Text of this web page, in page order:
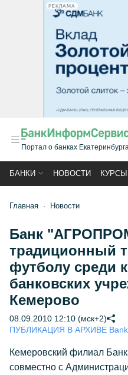
РЕКЛАМА
Портал о банках
БАНКИ НОВОСТИ
Главная Новости
Банк
традиционный
футболу среди
банковских
Кемерово
08.09.2010 12:10 (мск+2)
ПУБЛИКАЦИЯ В АРХИВЕ
Кемеровский филиал
совместно с